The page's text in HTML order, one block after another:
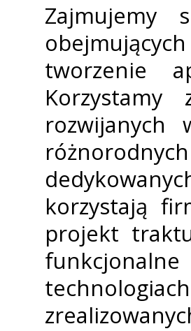
Zajmujemy
tworzenie
Korzystamy
korzystają
projekt